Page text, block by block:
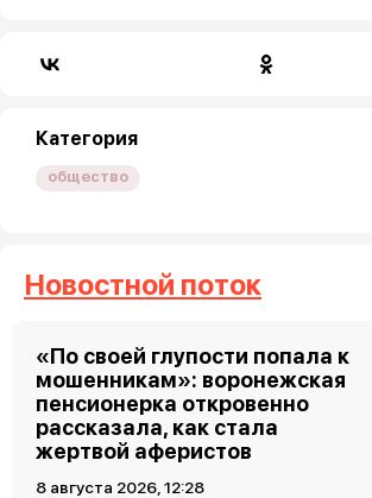
Категория
общество
Новостной поток
«По своей глупости попала к
мошенникам»: воронежская
пенсионерка откровенно
рассказала, как стала
жертвой аферистов
8 августа 2026, 12:28